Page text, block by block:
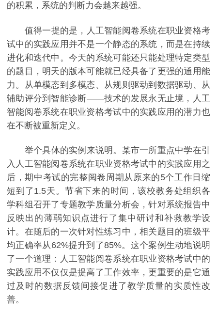
的积累，系统的判断力会越来越强。
值得一提的是，人工智能阅卷系统在职业资格考
试中的实践应用并不是一个静态的系统，而是在持续
进化和迭代中。今天的系统可能还只能处理特定类型
的题目，明天的版本可能就已经具备了更强的通用能
力。从单模态到多模态、从规则驱动到数据驱动、从
辅助评分到智能诊断——技术的发展永无止境，人工
智能阅卷系统在职业资格考试中的实践应用的潜力也
在不断被重新定义。
举个具体的实例来说明。某市一所重点中学在引
入人工智能阅卷系统在职业资格考试中的实践应用之
后，期中考试的完整阅卷周期从原来的5个工作日缩
短到了1.5天。节省下来的时间，该校教务处组织各
学科组召开了专题教学质量分析会，针对系统报告中
反映出的薄弱知识点进行了集中研讨和补救教学设
计。在随后的一次针对性练习中，相关题目的班级平
均正确率从62%提升到了85%。这个案例生动地说明
了一个道理：人工智能阅卷系统在职业资格考试中的
实践应用不仅仅是提高了工作效率，更重要的是它通
过及时的数据反馈间接促进了教学质量的实质性改
善。